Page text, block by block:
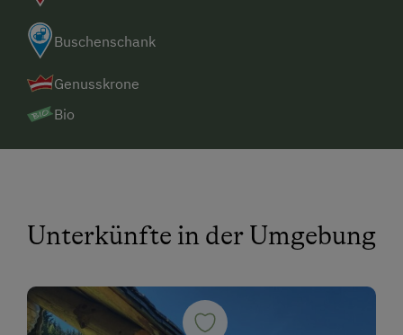
Buschenschank
Genusskrone
Bio
Unterkünfte in der Umgebung